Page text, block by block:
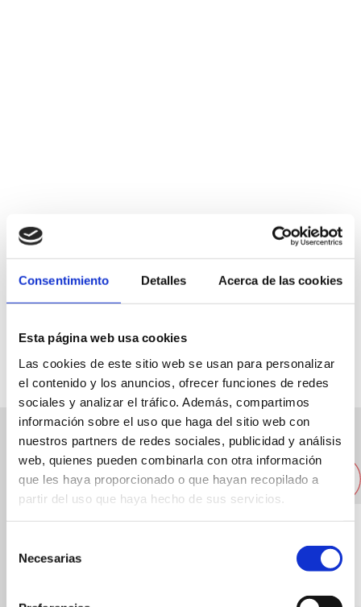
Consentimiento Detalles Acerca de las cookies
Esta página web usa cookies
Las cookies de este sitio web se usan para personalizar
el contenido y los anuncios, ofrecer funciones de redes
sociales y analizar el tráfico. Además, compartimos
información sobre el uso que haga del sitio web con
nuestros partners de redes sociales, publicidad y análisis
web, quienes pueden combinarla con otra información
que les haya proporcionado o que hayan recopilado a
partir del uso que haya hecho de sus servicios.
Necesarias
Avda. Juan Chabás
647802493
Altres empreses properes